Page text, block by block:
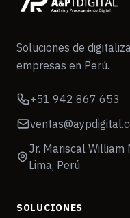
Soluciones de
empresas en Perú.
+51 942 867 653
Jr. Mariscal William
Lima, Perú
SOLUCIONES